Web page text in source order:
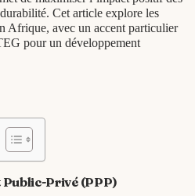
Cet article explore les
Afrique, avec un accent particulier
pour un développement
Public-Privé (PPP)